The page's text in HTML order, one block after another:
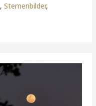
,Sternenbilder,